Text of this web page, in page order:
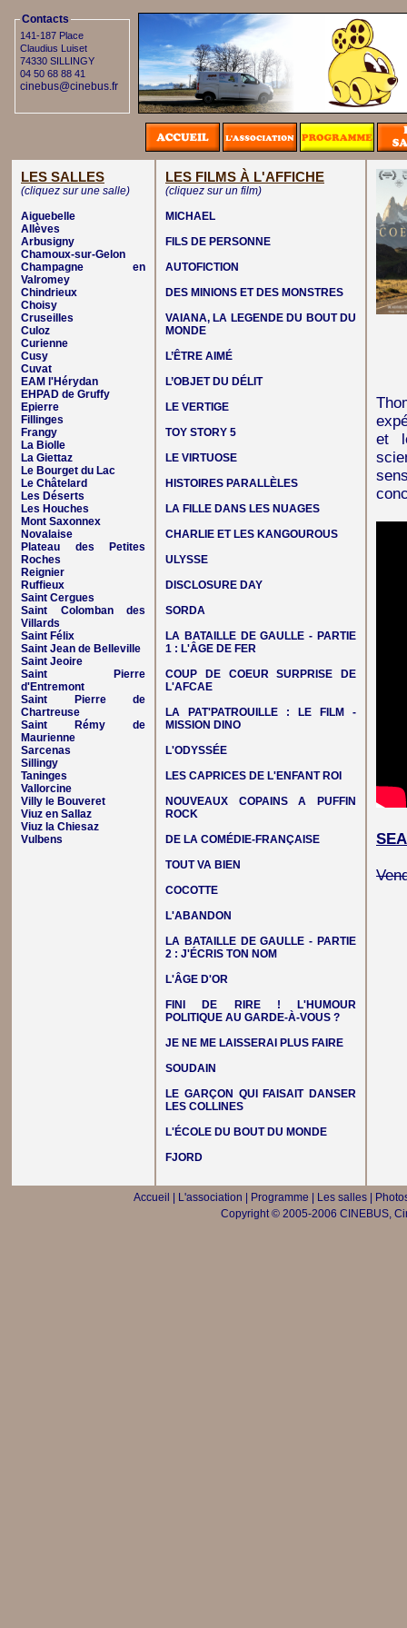
Contacts
141-187 Place
Claudius Luiset
74330 SILLINGY
04 50 68 88 41
cinebus@cinebus.fr
LES SALLES
(cliquez sur une salle)
Aiguebelle
Allèves
Arbusigny
Chamoux-sur-Gelon
Champagne en
Valromey
Chindrieux
Choisy
Cruseilles
Culoz
Curienne
Cusy
Cuvat
EAM l'Hérydan
EHPAD de Gruffy
Epierre
Fillinges
Frangy
La Biolle
La Giettaz
Le Bourget du Lac
Le Châtelard
Les Déserts
Les Houches
Mont Saxonnex
Novalaise
Plateau des Petites
Roches
Reignier
Ruffieux
Saint Cergues
Saint Colomban des
Villards
Saint Félix
Saint Jean de Belleville
Saint Jeoire
Saint Pierre
d'Entremont
Saint Pierre de
Chartreuse
Saint Rémy de
Maurienne
Sarcenas
Sillingy
Taninges
Vallorcine
Villy le Bouveret
Viuz en Sallaz
Viuz la Chiesaz
Vulbens
LES FILMS À L'AFFICHE
(cliquez sur un film)
MICHAEL
FILS DE PERSONNE
AUTOFICTION
DES MINIONS ET DES MONSTRES
VAIANA, LA LEGENDE DU BOUT DU
MONDE
L’ÊTRE AIMÉ
L’OBJET DU DÉLIT
LE VERTIGE
TOY STORY 5
LE VIRTUOSE
HISTOIRES PARALLÈLES
LA FILLE DANS LES NUAGES
CHARLIE ET LES KANGOUROUS
ULYSSE
DISCLOSURE DAY
SORDA
LA BATAILLE DE GAULLE - PARTIE
1 : L'ÂGE DE FER
COUP DE COEUR SURPRISE DE
L'AFCAE
LA PAT'PATROUILLE : LE FILM -
MISSION DINO
L'ODYSSÉE
LES CAPRICES DE L'ENFANT ROI
NOUVEAUX COPAINS A PUFFIN
ROCK
DE LA COMÉDIE-FRANÇAISE
TOUT VA BIEN
COCOTTE
L'ABANDON
LA BATAILLE DE GAULLE - PARTIE
2 : J'ÉCRIS TON NOM
L'ÂGE D'OR
FINI DE RIRE ! L'HUMOUR
POLITIQUE AU GARDE-À-VOUS ?
JE NE ME LAISSERAI PLUS FAIRE
SOUDAIN
LE GARÇON QUI FAISAIT DANSER
LES COLLINES
L'ÉCOLE DU BOUT DU MONDE
FJORD
et
Accueil L'association Programme Les salles|
Copyright © 2005-2006 CINEBUS,